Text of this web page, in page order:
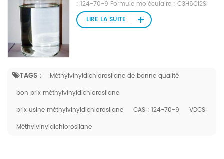
: 124-70-9 Formule moléculaire : C3H6Cl2Si
Poids moléculaire : 141,07 Numéro EINECS :
204-710-3 Fichier Mol : 124-70-9.mol
TAGS :
Méthylvinyldichlorosilane de bonne qualité
bon prix méthylvinyldichlorosilane
prix usine méthylvinyldichlorosilane
CAS : 124-70-9
VDCS
Méthylvinyldichlorosilane
LIRE LA SUITE